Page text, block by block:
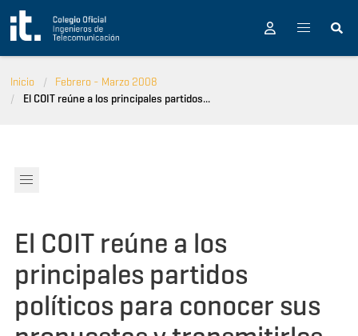
Pasar al contenido principal
Inicio
Febrero - Marzo 2008
El COIT reúne a los principales partidos...
El COIT reúne a los
principales partidos
políticos para conocer sus